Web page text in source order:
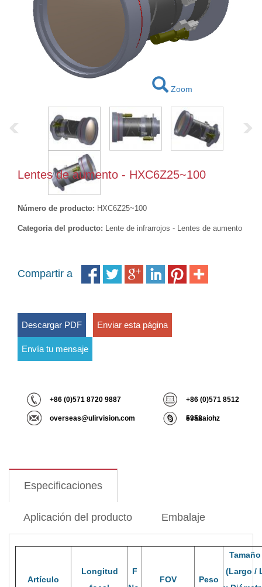
Zoom
Lentes de aumento - HXC6Z25~100
Número de producto: HXC6Z25~100
Categoria del producto: Lente de infrarrojos - Lentes de aumento
Compartir a
Descargar PDF Enviar esta página
Envía tu mensaje
+86 (0)571 8720 9887 +86 (0)571 8512
5358
overseas@ulirvision.com evaxaiohz
Especificaciones
Aplicación del producto Embalaje
Artículo
Longitud
F
FOV Peso
Tamaño
(Largo /